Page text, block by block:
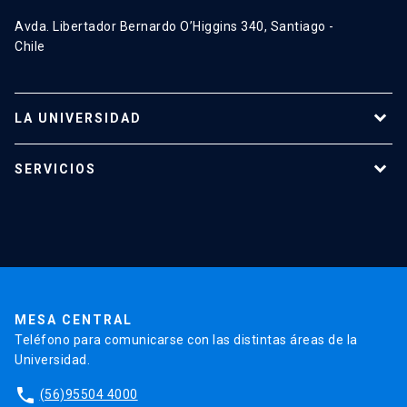
Avda. Libertador Bernardo O’Higgins 340, Santiago -
Chile
LA UNIVERSIDAD
SERVICIOS
MESA CENTRAL
Teléfono para comunicarse con las distintas áreas de la
Universidad.
phone (56)95504 4000